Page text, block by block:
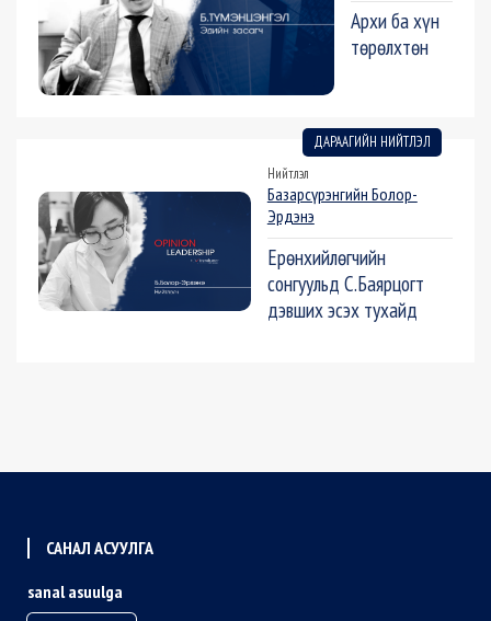
Архи ба хүн
тѳрѳлхтѳн
ДАРААГИЙН НИЙТЛЭЛ
Нийтлэл
Базарсүрэнгийн Болор-
Эрдэнэ
Ерөнхийлөгчийн
сонгуульд С.Баярцогт
дэвших эсэх тухайд
САНАЛ АСУУЛГА
sanal asuulga